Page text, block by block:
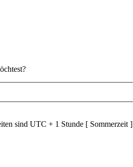
sind UTC + 1 Stunde [ Sommerzeit ]